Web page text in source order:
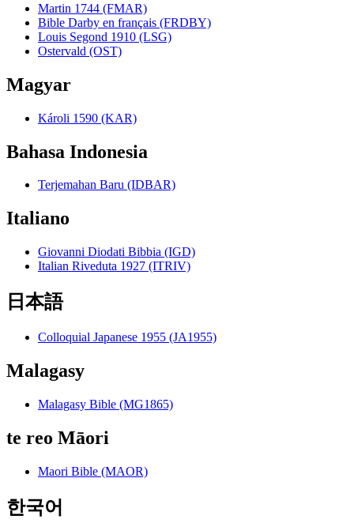
Martin 1744 (FMAR)
Bible Darby en français (FRDBY)
Louis Segond 1910 (LSG)
Ostervald (OST)
Magyar
Károli 1590 (KAR)
Bahasa Indonesia
Terjemahan Baru (IDBAR)
Italiano
Giovanni Diodati Bibbia (IGD)
Italian Riveduta 1927 (ITRIV)
日本語
Colloquial Japanese 1955 (JA1955)
Malagasy
Malagasy Bible (MG1865)
te reo Māori
Maori Bible (MAOR)
한국어